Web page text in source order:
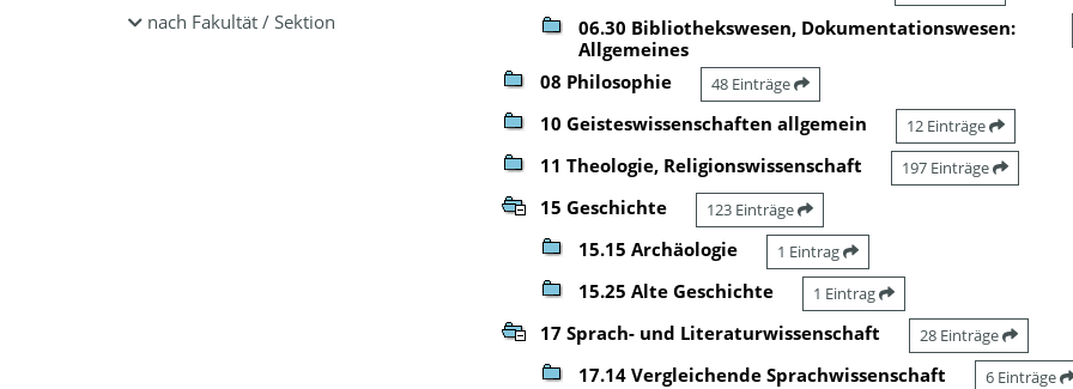
nach Fakultät / Sektion
06.30 Bibliothekswesen, Dokumentationswesen:
Allgemeines
08 Philosophie 48 Einträge
10 Geisteswissenschaften allgemein 12 Einträge
11 Theologie, Religionswissenschaft 197 Einträge
15 Geschichte 123 Einträge
15.15 Archäologie 1 Eintrag
15.25 Alte Geschichte 1 Eintrag
17 Sprach- und Literaturwissenschaft 28 Einträge
17.14 Vergleichende Sprachwissenschaft 6 Einträge